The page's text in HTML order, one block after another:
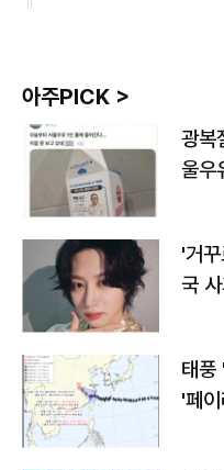
아주PICK >
광복
울우
'거
국
태풍
'페